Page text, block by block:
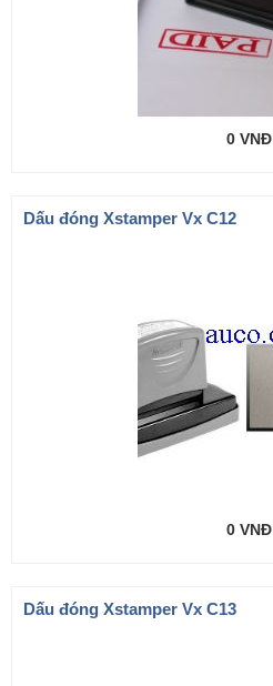
0 VNĐ
Dấu đóng Xstamper Vx C12
0 VNĐ
Dấu đóng Xstamper Vx C13